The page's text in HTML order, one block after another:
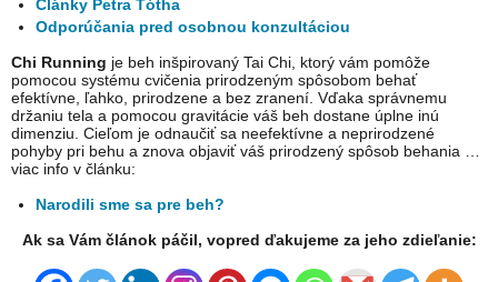
Články Petra Tótha
Odporúčania pred osobnou konzultáciou
Chi Running je beh inšpirovaný Tai Chi, ktorý vám pomôže
pomocou systému cvičenia prirodzeným spôsobom behať
efektívne, ľahko, prirodzene a bez zranení. Vďaka správnemu
držaniu tela a pomocou gravitácie váš beh dostane úplne inú
dimenziu. Cieľom je odnaučiť sa neefektívne a neprirodzené
pohyby pri behu a znova objaviť váš prirodzený spôsob behania …
viac info v článku:
Narodili sme sa pre beh?
Ak sa Vám článok páčil, vopred ďakujeme za jeho zdieľanie: